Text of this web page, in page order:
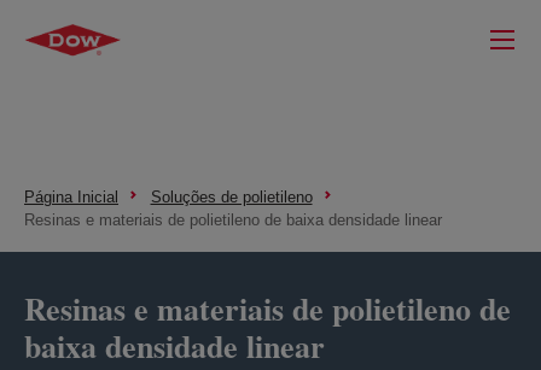
Página Inicial
Soluções de polietileno
Resinas e materiais de polietileno de baixa densidade linear
Resinas e materiais de polietileno de
baixa densidade linear